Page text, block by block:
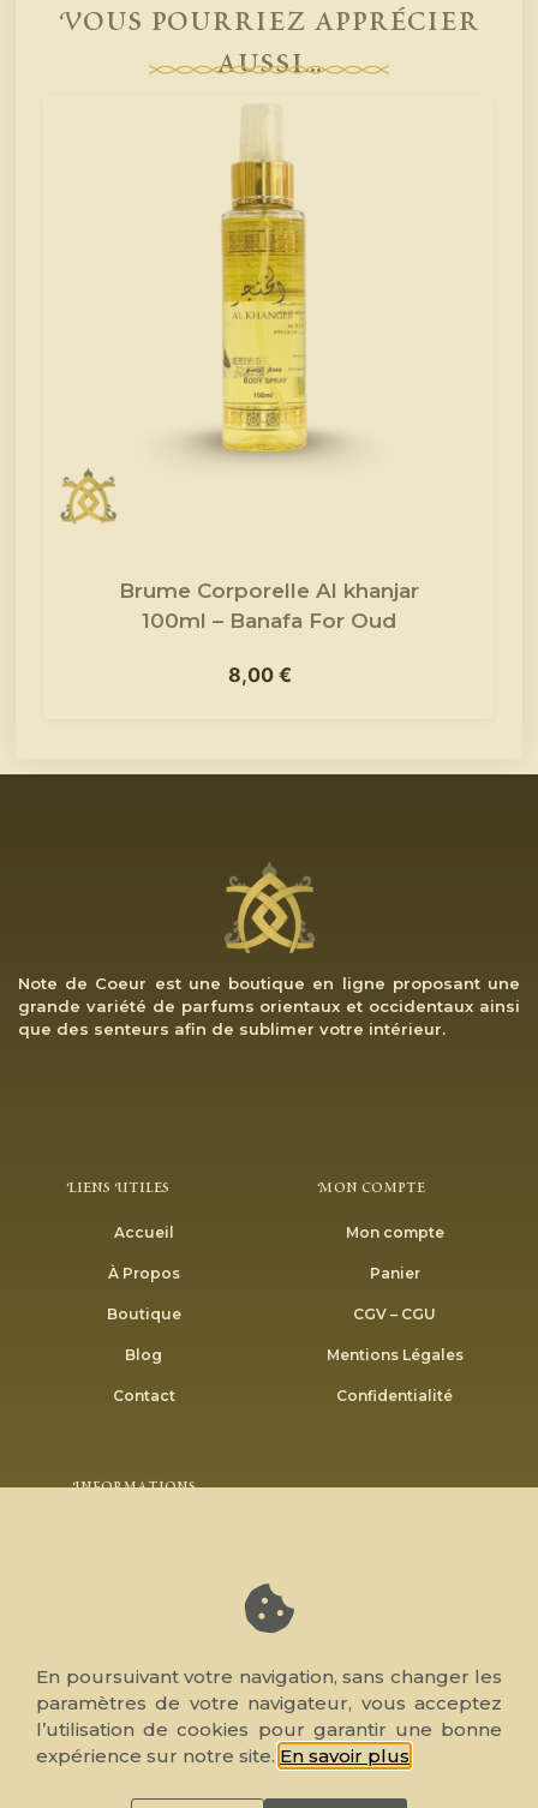
Vous pourriez apprécier
aussi...
Brume Corporelle Al khanjar
100ml – Banafa For Oud
8,00 €
Note de Coeur est une boutique en ligne proposant une
grande variété de parfums orientaux et occidentaux ainsi
que des senteurs afin de sublimer votre intérieur.
Liens Utiles
Accueil
À Propos
Boutique
Blog
Contact
Mon Compte
Mon compte
Panier
CGV – CGU
Mentions Légales
Confidentialité
Informations
Inscrivez-vous à notre newsletter pour recevoir nos
bons plans et promotions.
© 2026 Note de Cœur, tous droits réservés. Réalisé par
WP4Muslim.
En poursuivant votre navigation, sans changer les
paramètres de votre navigateur, vous acceptez
l’utilisation de cookies pour garantir une bonne
expérience sur notre site. En savoir plus